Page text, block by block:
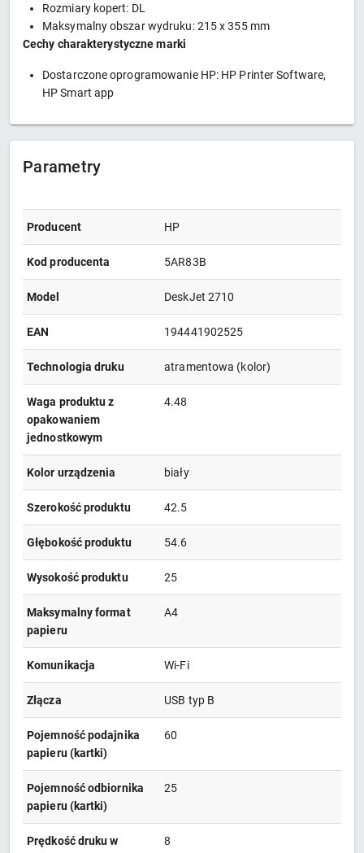
Rozmiary kopert: DL
Maksymalny obszar wydruku: 215 x 355 mm
Cechy charakterystyczne marki
Dostarczone oprogramowanie HP: HP Printer Software,
HP Smart app
Parametry
Producent HP
Kod producenta 5AR83B
Model DeskJet 2710
EAN 194441902525
Technologia druku atramentowa (kolor)
Waga produktu z
opakowaniem
jednostkowym
4.48
Kolor urządzenia biały
Szerokość produktu 42.5
Głębokość produktu 54.6
Wysokość produktu 25
Maksymalny format
papieru
A4
Komunikacja Wi-Fi
Złącza USB typ B
Pojemność podajnika
papieru (kartki)
60
Pojemność odbiornika
papieru (kartki)
25
Prędkość druku w
8